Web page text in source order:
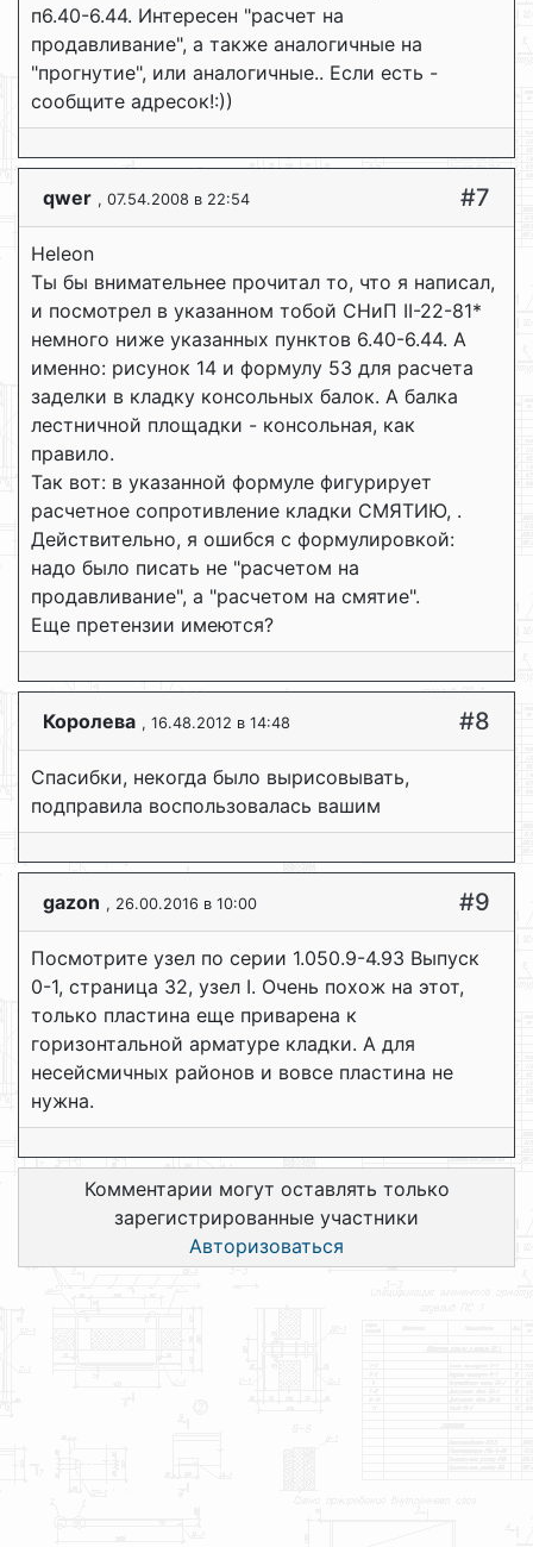
п6.40-6.44. Интересен "расчет на
продавливание", а также аналогичные на
"прогнутие", или аналогичные.. Если есть -
сообщите адресок!:))
qwer , 07.54.2008 в 22:54 #7
Heleon
Ты бы внимательнее прочитал то, что я написал,
и посмотрел в указанном тобой СНиП II-22-81*
немного ниже указанных пунктов 6.40-6.44. А
именно: рисунок 14 и формулу 53 для расчета
заделки в кладку консольных балок. А балка
лестничной площадки - консольная, как
правило.
Так вот: в указанной формуле фигурирует
расчетное сопротивление кладки СМЯТИЮ, .
Действительно, я ошибся с формулировкой:
надо было писать не "расчетом на
продавливание", а "расчетом на смятие".
Еще претензии имеются?
Королева , 16.48.2012 в 14:48 #8
Спасибки, некогда было вырисовывать,
подправила воспользовалась вашим
gazon , 26.00.2016 в 10:00 #9
Посмотрите узел по серии 1.050.9-4.93 Выпуск
0-1, страница 32, узел I. Очень похож на этот,
только пластина еще приварена к
горизонтальной арматуре кладки. А для
несейсмичных районов и вовсе пластина не
нужна.
Комментарии могут оставлять только
зарегистрированные участники
Авторизоваться